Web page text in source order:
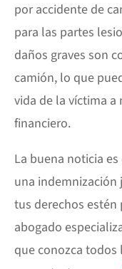
por accidente de
para las partes
daños graves son
camión, lo que
vida de la víctima
financiero.
La buena noticia
una indemnización
tus derechos
abogado
que conozca todos